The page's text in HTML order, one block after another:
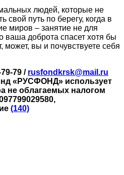
людей, которые не
свой путь по берегу, когда в
миров – занятие не для
доброта спасет хотя бы
может, вы и почувствуете себя
79 / rusfondkrsk@mail.ru
«РУСФОНД» использует
не облагаемых налогом
(140)